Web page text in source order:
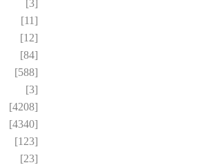
[3]
[11]
[12]
[84]
[588]
[3]
[4208]
[4340]
[123]
[23]